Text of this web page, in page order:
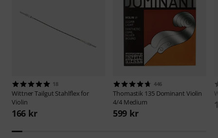
18
WittnerTailgut Stahlflex for
Violin
166 kr
446
Thomastik 135 Dominant Violin
4/4 Medium
599 kr